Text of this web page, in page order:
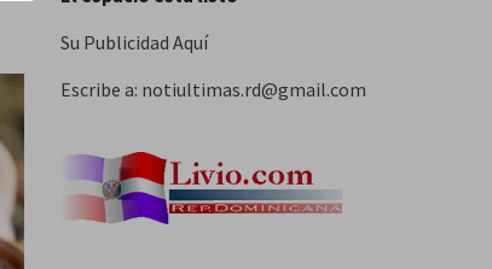
Su Publicidad Aquí
Escribe a: notiultimas.rd@gmail.com